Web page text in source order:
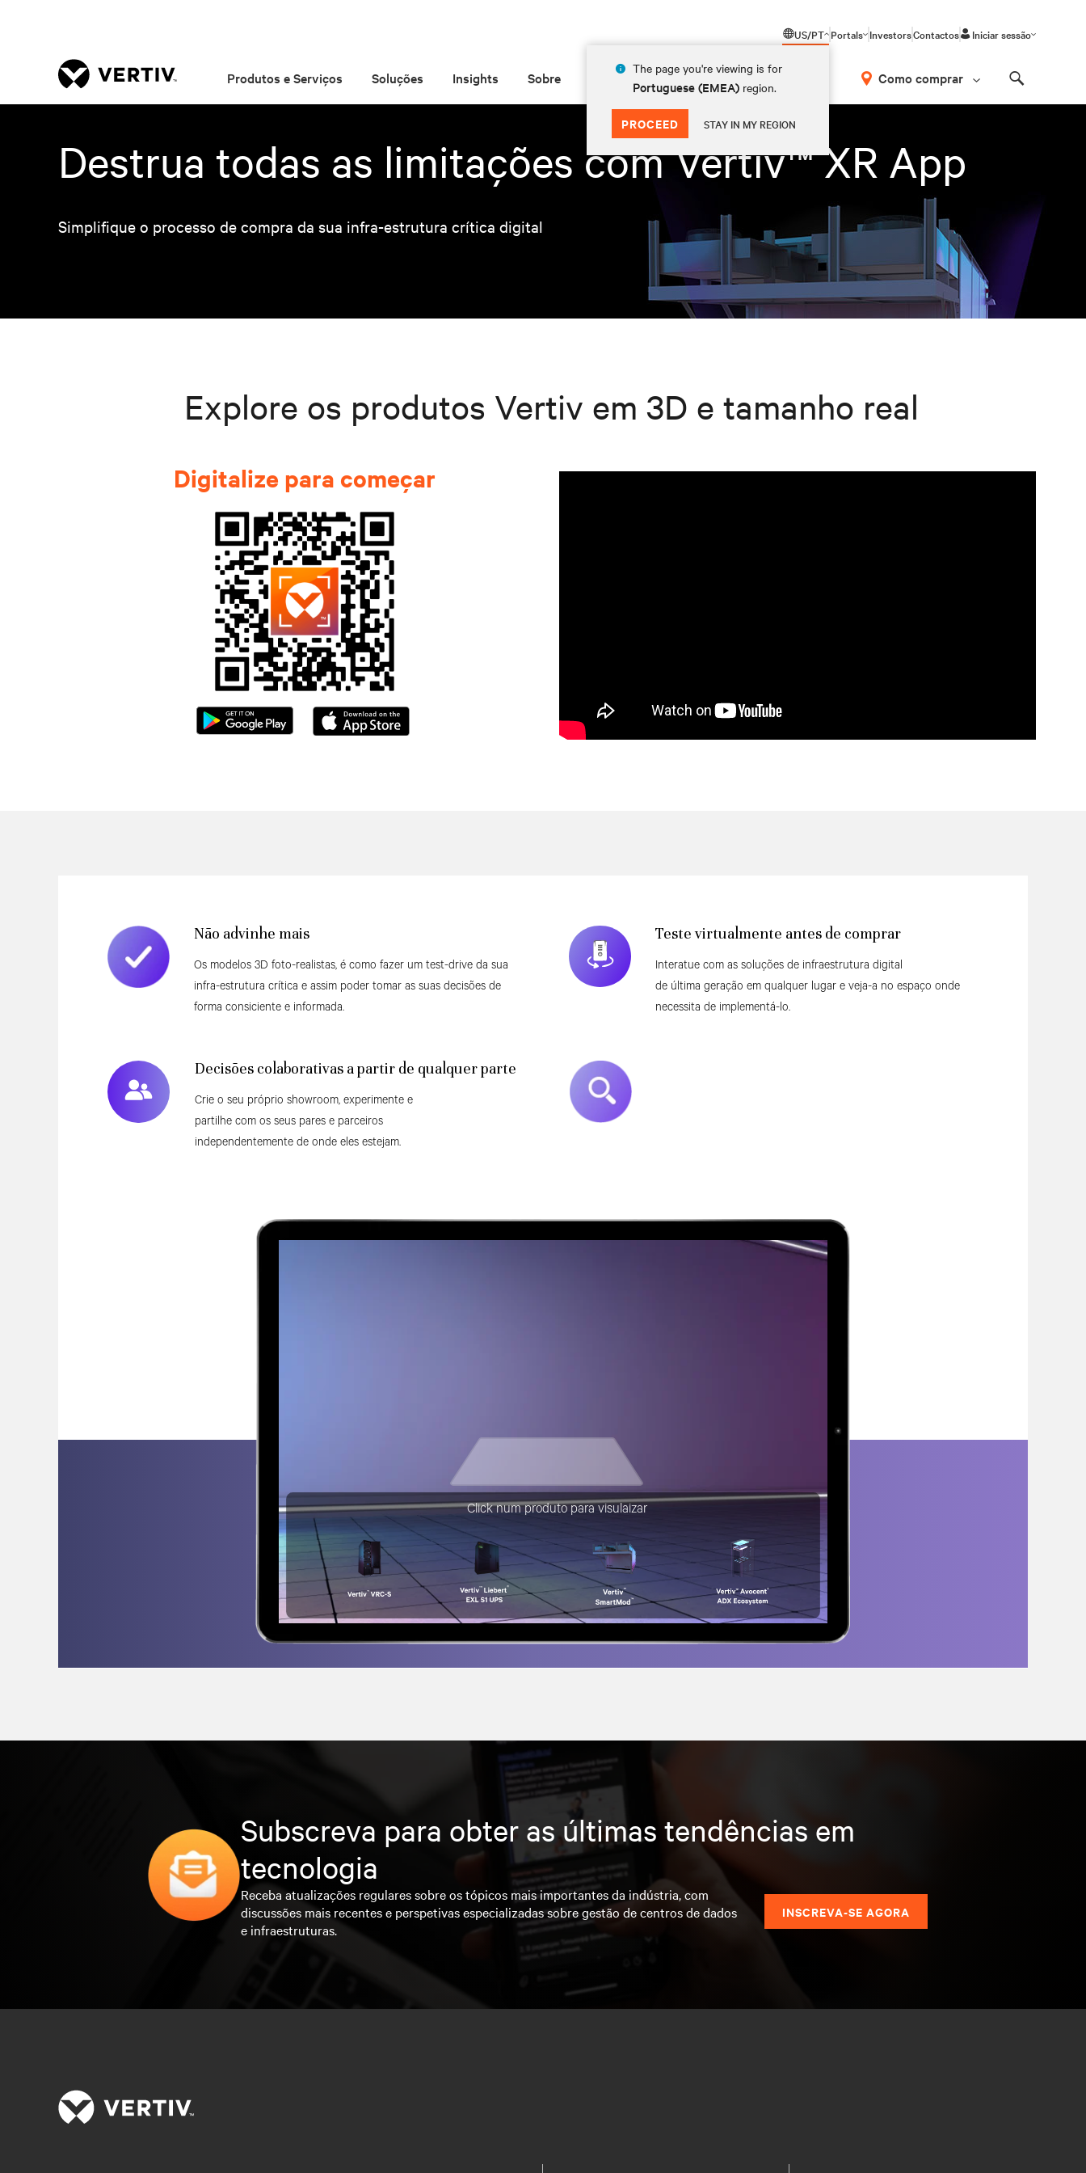
US/PT
The page you're viewing is for
Portuguese (EMEA) region.
PROCEED STAY IN MY REGION
Portals InvestorsContactos Iniciar sessão
Produtos e Serviços Soluções Insights Sobre Como comprar
Destrua todas as limitações com Vertiv™ XR App
Simplifique o processo de compra da sua infra-estrutura crítica digital
Explore os produtos Vertiv em 3D e tamanho real
Digitalize para começar
Subscreva para obter as últimas tendências em
tecnologia
Receba atualizações regulares sobre os tópicos mais importantes da indústria, com
discussões mais recentes e perspetivas especializadas sobre gestão de centros de dados
e infraestruturas.
INSCREVA-SE AGORA